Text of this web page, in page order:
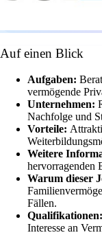
Auf einen Blick
Aufgaben:
vermögende
Unternehmen:
Nachfolge und
Vorteile:
Weitere
hervorragenden
Warum dieser
Fällen.
Qualifikationen:
Interesse an